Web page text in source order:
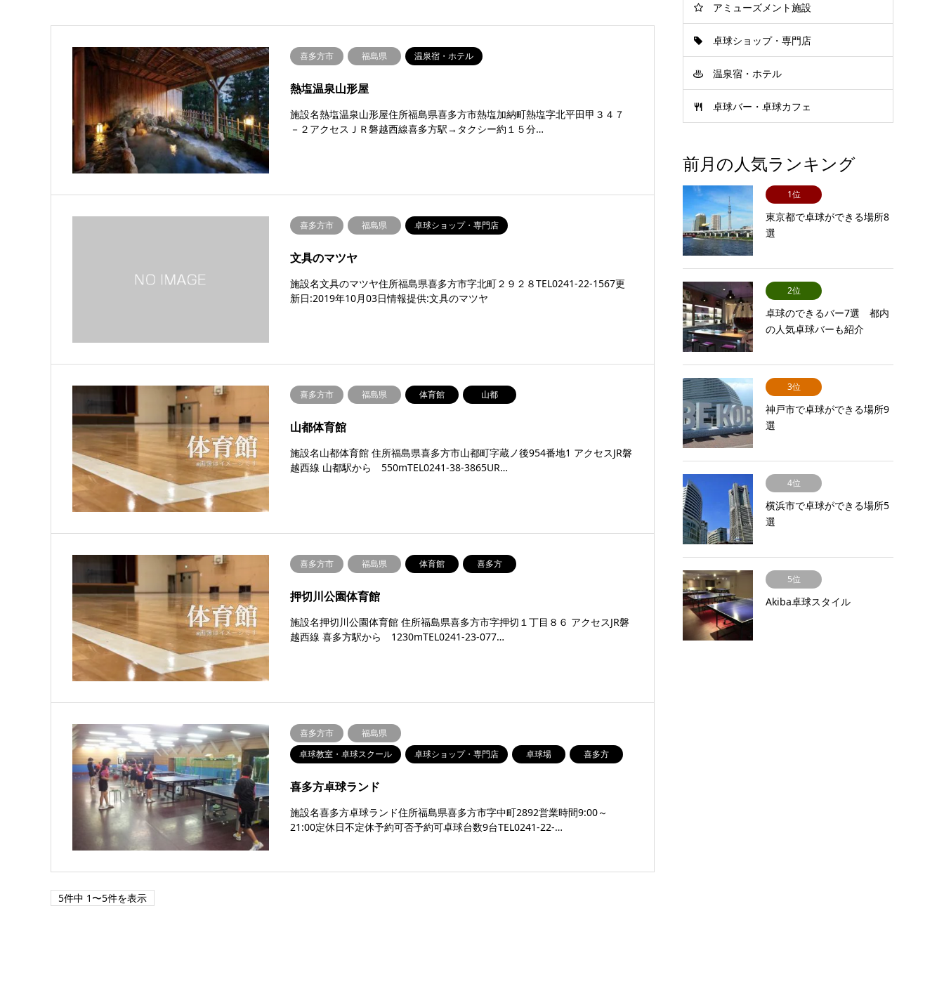
喜多方市 福島県 温泉宿・ホテル
熱塩温泉山形屋
施設名熱塩温泉山形屋住所福島県喜多方市熱塩加納町熱塩字北平田甲３４７
－２アクセスＪＲ磐越西線喜多方駅→タクシー約１５分…
喜多方市 福島県 卓球ショップ・専門店
文具のマツヤ
施設名文具のマツヤ住所福島県喜多方市字北町２９２８TEL0241-22-1567更
新日:2019年10月03日情報提供:文具のマツヤ
喜多方市 福島県 体育館 山都
山都体育館
施設名山都体育館 住所福島県喜多方市山都町字蔵ノ後954番地1 アクセスJR磐
越西線 山都駅から 550mTEL0241-38-3865UR…
喜多方市 福島県 体育館 喜多方
押切川公園体育館
施設名押切川公園体育館 住所福島県喜多方市字押切１丁目８６ アクセスJR磐
越西線 喜多方駅から 1230mTEL0241-23-077…
喜多方市
福島県
卓球教室・卓球スクール
卓球ショップ・専門店 卓球場 喜多方
喜多方卓球ランド
施設名喜多方卓球ランド住所福島県喜多方市字中町2892営業時間9:00～
21:00定休日不定休予約可否予約可卓球台数9台TEL0241-22-…
5件中 1〜5件を表示
アミューズメント施設
卓球ショップ・専門店
温泉宿・ホテル
卓球バー・卓球カフェ
前月の人気ランキング
1位
東京都で卓球ができる場所8
選
2位
卓球のできるバー7選 都内
の人気卓球バーも紹介
3位
神戸市で卓球ができる場所9
選
4位
横浜市で卓球ができる場所5
選
5位
Akiba卓球スタイル